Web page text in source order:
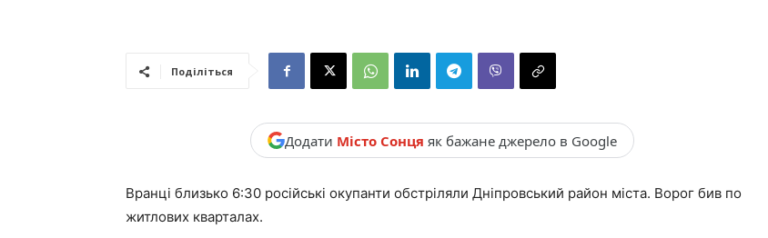
Поділіться
Додати Місто Сонця як бажане джерело в Google
Вранці близько 6:30 російські окупанти обстріляли Дніпровський район міста. Ворог бив по
житлових кварталах.